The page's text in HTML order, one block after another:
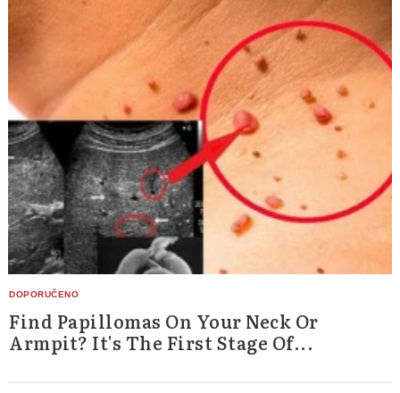
Find Papillomas On Your Neck Or
Armpit? It's The First Stage Of...